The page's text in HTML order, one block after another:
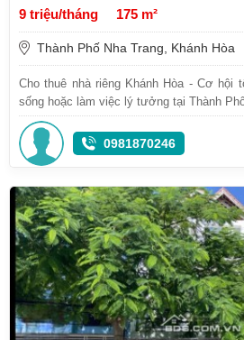
9 triệu/tháng
175 m²
Thành Phố Nha Trang, Khánh Hòa
Cho thuê nhà riêng Khánh Hòa - Cơ hội
sống hoặc làm việc lý tưởng tại Thành
0981870246